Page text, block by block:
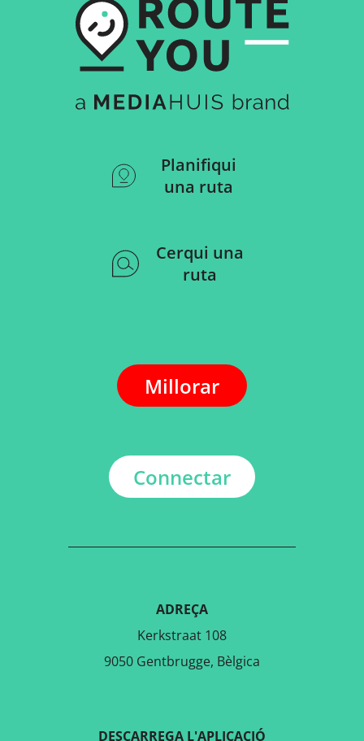
Planifiqui
una ruta
Cerqui una
ruta
Millorar
Connectar
ADREÇA
Kerkstraat 108
9050 Gentbrugge, Bèlgica
DESCARREGA L'APLICACIÓ